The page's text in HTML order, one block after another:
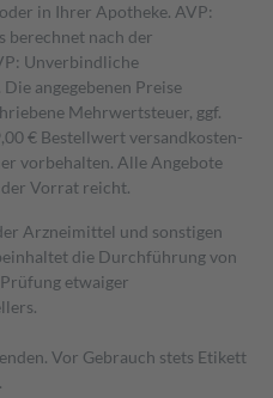
in Ihrer Apotheke. AVP:
berechnet nach der
Unverbindliche
angegebenen Preise
Mehrwertsteuer, ggf.
€ Bestell­wert versand­kosten­
vorbehalten. Alle Angebote
Vorrat reicht.
Arzneimittel und sonstigen
die Durchführung von
etwaiger
Vor Gebrauch stets Etikett